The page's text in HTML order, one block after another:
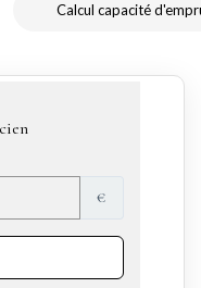
Calcul capacité